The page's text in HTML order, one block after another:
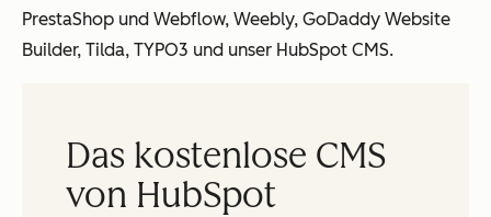
PrestaShop und Webflow, Weebly, GoDaddy Website
Builder, Tilda, TYPO3 und unser HubSpot CMS.
Das kostenlose CMS
von HubSpot